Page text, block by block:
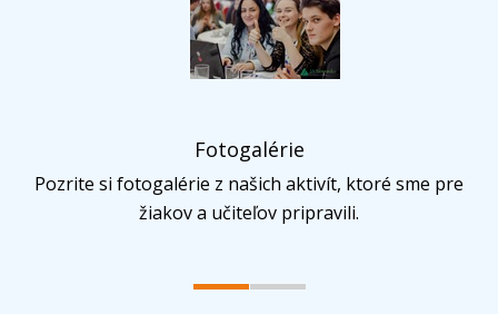
Fotogalérie
Pozrite si fotogalérie z našich aktivít, ktoré sme pre
žiakov a učiteľov pripravili.